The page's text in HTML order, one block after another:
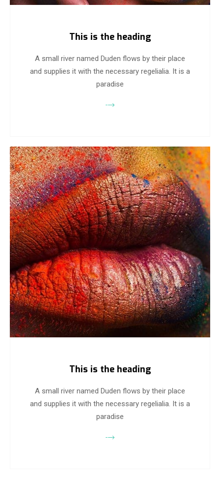
This is the heading
A small river named Duden flows by their place
and supplies it with the necessary regelialia. It is a
paradise
This is the heading
A small river named Duden flows by their place
and supplies it with the necessary regelialia. It is a
paradise